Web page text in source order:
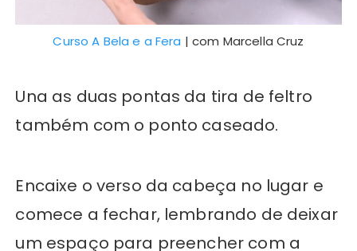
Curso A Bela e a Fera | com Marcella Cruz
Una as duas pontas da tira de feltro
também com o ponto caseado.
Encaixe o verso da cabeça no lugar e
comece a fechar, lembrando de deixar
um espaço para preencher com a